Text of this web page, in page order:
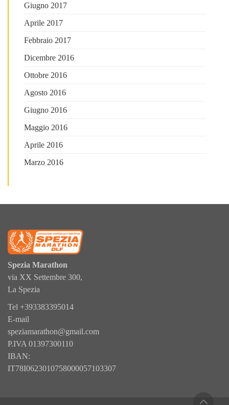
Giugno 2017
Aprile 2017
Febbraio 2017
Dicembre 2016
Ottobre 2016
Agosto 2016
Giugno 2016
Maggio 2016
Aprile 2016
Marzo 2016
Spezia Marathon
via XX Settembre 300,
La Spezia
Tel +393383395014
E-mail
speziamarathon@gmail.com
P.IVA 01397300110
IBAN:
IT78I0623010758000057103307